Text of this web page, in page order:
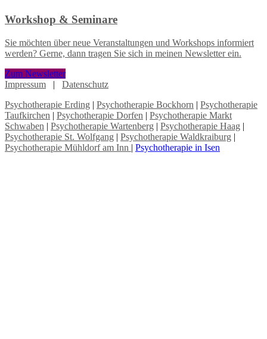
Workshop & Seminare
Sie möchten über neue Veranstaltungen und Workshops informiert
werden? Gerne, dann tragen Sie sich in meinen Newsletter ein.
Zum Newsletter
Impressum | Datenschutz
Psychotherapie Erding | Psychotherapie Bockhorn | Psychotherapie
Taufkirchen | Psychotherapie Dorfen | Psychotherapie Markt
Schwaben | Psychotherapie Wartenberg | Psychotherapie Haag |
Psychotherapie St. Wolfgang | Psychotherapie Waldkraiburg |
Psychotherapie Mühldorf am Inn | Psychotherapie in Isen